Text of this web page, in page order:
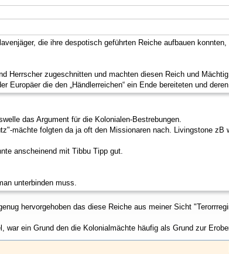
die ihre despotisch geführten Reiche aufbauen
Herrscher zugeschnitten und machten diesen Reich und
die den „Händlerreichen“ ein Ende bereiteten und
das Argument für die Kolonialen-Bestrebungen.
mächte folgten da ja oft den Missionaren nach. Livingstone zB
anscheinend mit Tibbu Tipp gut.
unterbinden muss.
hervorgehoben das diese Reiche aus meiner Sicht
ein Grund den die Kolonialmächte häufig als Grund zur